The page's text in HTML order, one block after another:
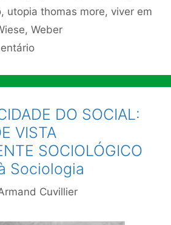
, utopia thomas more, viver em
, Weber
DO SOCIAL:
VISTA
SOCIOLÓGICO
Sociologia
Cuvillier